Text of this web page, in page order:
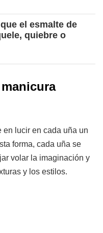
el esmalte de
quiebre o
en lucir en cada uña un
forma, cada uña se
volar la imaginación y
y los estilos.